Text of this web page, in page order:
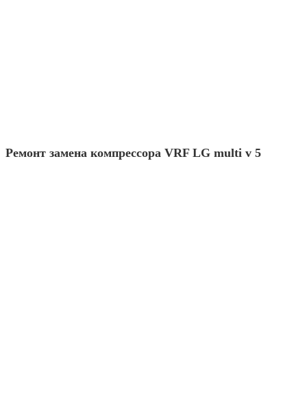
Ремонт замена компрессора VRF LG multi v 5